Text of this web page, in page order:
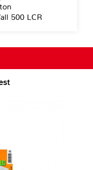
500 LCR